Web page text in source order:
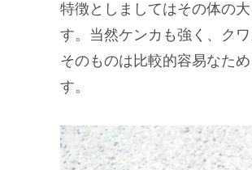
特徴としましてはその体の
す。当然ケンカも強く、ク
そのものは比較的容易なた
す。